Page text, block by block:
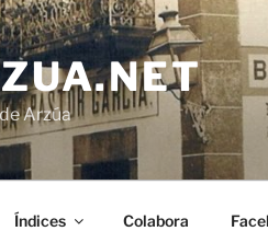
Arzúa
Índices Colabora